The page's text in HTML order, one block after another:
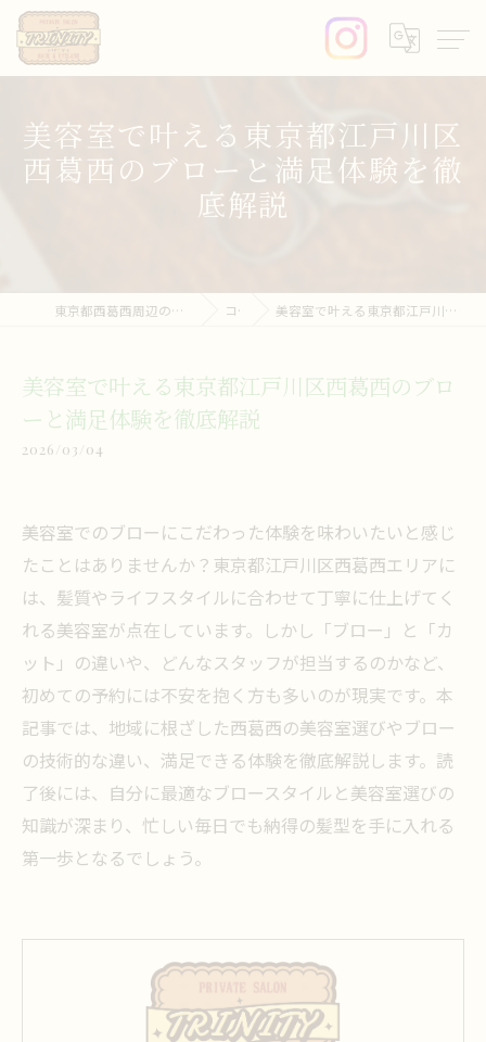
美容室で叶える東京都江戸川区
西葛西のブローと満足体験を徹
底解説
東京都西葛西周辺の美容室ならprivate salon trinity コラム 美容室で叶える東京都江戸川区西葛西のブローと満足体験を徹底解説
美容室で叶える東京都江戸川区西葛西のブロ
ーと満足体験を徹底解説
2026/03/04
美容室でのブローにこだわった体験を味わいたいと感じ
たことはありませんか？東京都江戸川区西葛西エリアに
は、髪質やライフスタイルに合わせて丁寧に仕上げてく
れる美容室が点在しています。しかし「ブロー」と「カ
ット」の違いや、どんなスタッフが担当するのかなど、
初めての予約には不安を抱く方も多いのが現実です。本
記事では、地域に根ざした西葛西の美容室選びやブロー
の技術的な違い、満足できる体験を徹底解説します。読
了後には、自分に最適なブロースタイルと美容室選びの
知識が深まり、忙しい毎日でも納得の髪型を手に入れる
第一歩となるでしょう。